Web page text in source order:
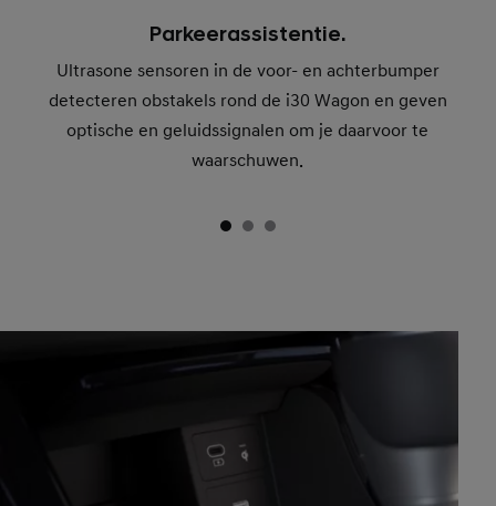
Parkeerassistentie.
Ultrasone sensoren in de voor- en achterbumper
detecteren obstakels rond de i30 Wagon en geven
optische en geluidssignalen om je daarvoor te
waarschuwen.